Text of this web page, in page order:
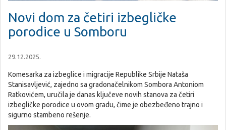
Novi dom za četiri izbegličke
porodice u Somboru
29.12.2025.
Komesarka za izbeglice i migracije Republike Srbije Nataša
Stanisavljević, zajedno sa gradonačelnikom Sombora Antoniom
Ratkovićem, uručila je danas ključeve novih stanova za četiri
izbegličke porodice u ovom gradu, čime je obezbeđeno trajno i
sigurno stambeno rešenje.